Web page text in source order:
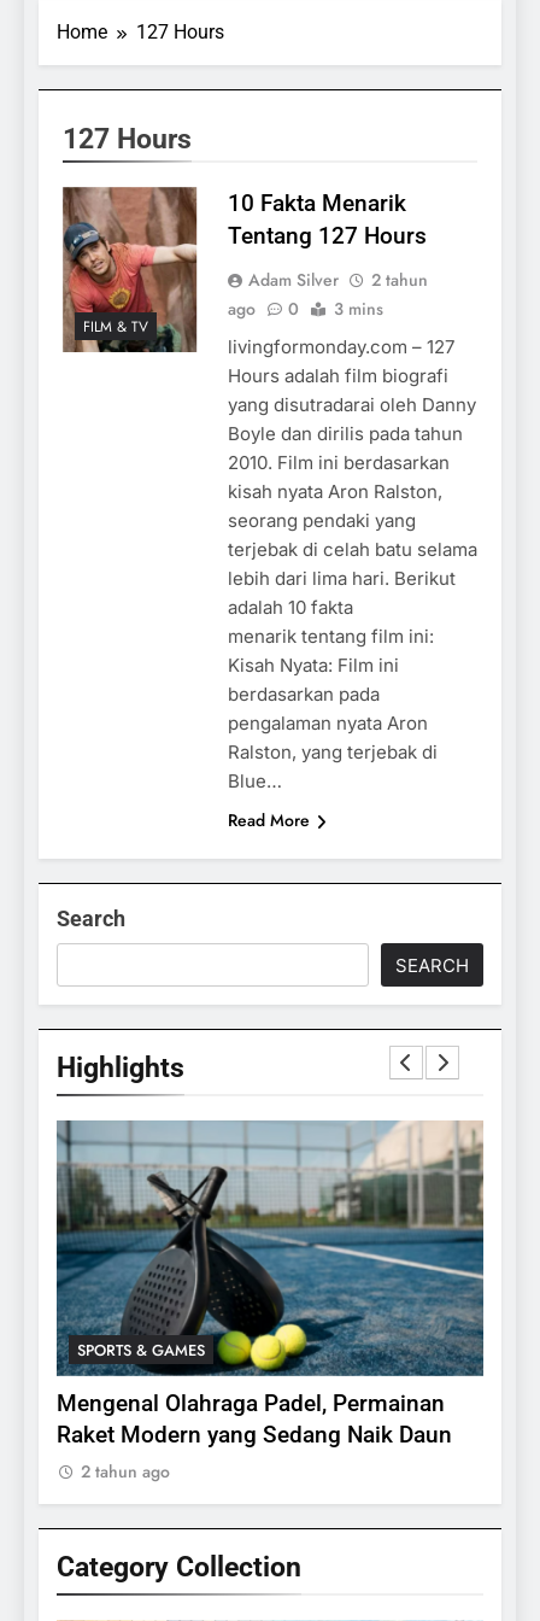
Home 127 Hours
127 Hours
FILM & TV
10 Fakta Menarik
Tentang 127 Hours
Adam Silver
2 tahun
ago
0 3 mins
livingformonday.com – 127
Hours adalah film biografi
yang disutradarai oleh Danny
Boyle dan dirilis pada tahun
2010. Film ini berdasarkan
kisah nyata Aron Ralston,
seorang pendaki yang
terjebak di celah batu selama
lebih dari lima hari. Berikut
adalah 10 fakta
menarik tentang film ini:
Kisah Nyata: Film ini
berdasarkan pada
pengalaman nyata Aron
Ralston, yang terjebak di
Blue…
Read More
Search
SEARCH
Highlights
SPORTS & GAMES
Mengenal Olahraga Padel, Permainan
Raket Modern yang Sedang Naik Daun
2 tahun ago
Category Collection
24
15 Fakta Menarik Tentang